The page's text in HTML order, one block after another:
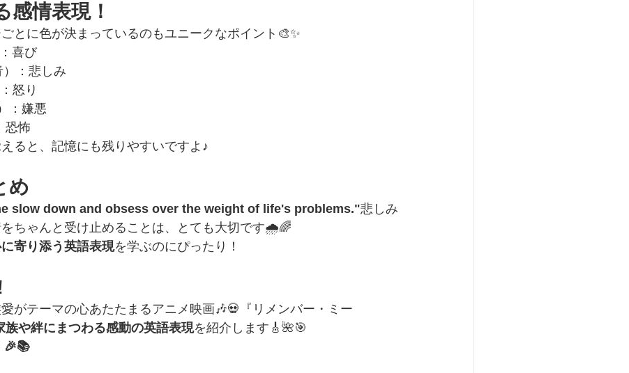
感情表現！
とに色が決まっているのもユニークなポイント🎨✨
喜び
：悲しみ
怒り
：嫌悪
恐怖
ると、記憶にも残りやすいですよ♪
め
slow down and obsess over the weight of life's problems."悲しみ
ちゃんと受け止めることは、とても大切です🌧️🌈
寄り添う英語表現を学ぶのにぴったり！
がテーマの心あたたまるアニメ映画🎶💀『リメンバー・ミー
族や絆にまつわる感動の英語表現を紹介します🎸🌺🎯
🎉📚